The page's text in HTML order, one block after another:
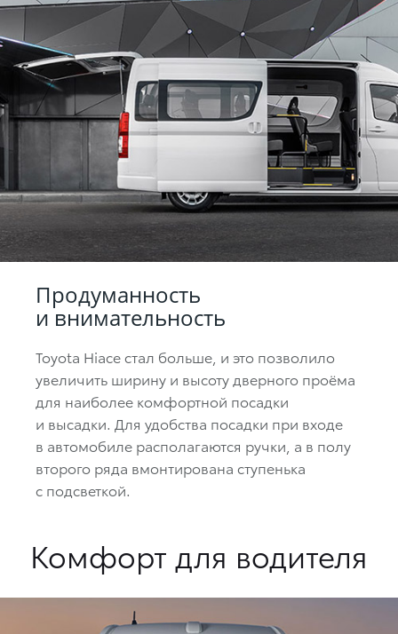
Продуманность
и внимательность
Toyota Hiace стал больше, и это позволило
увеличить ширину и высоту дверного проёма
для наиболее комфортной посадки
и высадки. Для удобства посадки при входе
в автомобиле располагаются ручки, а в полу
второго ряда вмонтирована ступенька
с подсветкой.
Комфорт для водителя